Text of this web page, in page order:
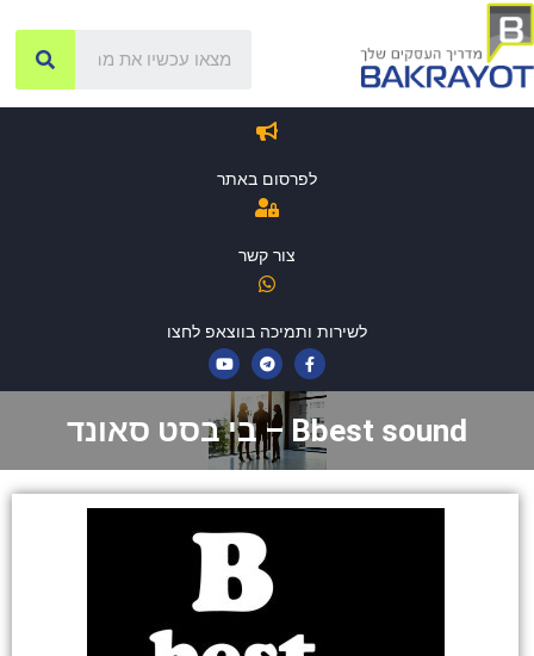
לפרסום באתר
צור קשר
לשירות ותמיכה בווצאפ לחצו
Bbest sound – בי בסט סאונד